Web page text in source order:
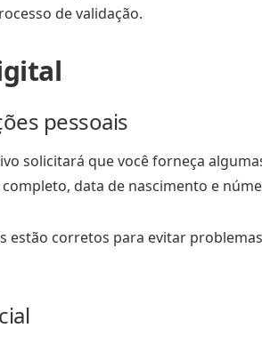
de validação.
pessoais
solicitará que você forneça
data de nascimento e
estão corretos para evitar